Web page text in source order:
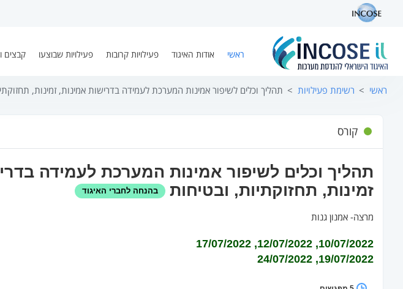
ראשי אודות האיגוד פעילויות קרובות פעילויות שבוצעו קבצים
ראשי רשימת פעילויות תהליך וכלים לשיפור אמינות המערכת לעמידה בדרישות אמינות, זמינות,
קורס
תהליך וכלים לשיפור אמינות המערכת לעמידה
זמינות, תחזוקתיות, ובטיחות
בהנחה לחברי האיגוד
מרצה‐ אמנון גנות
10/07/2022, 12/07/2022, 17/07/2022
19/07/2022, 24/07/2022